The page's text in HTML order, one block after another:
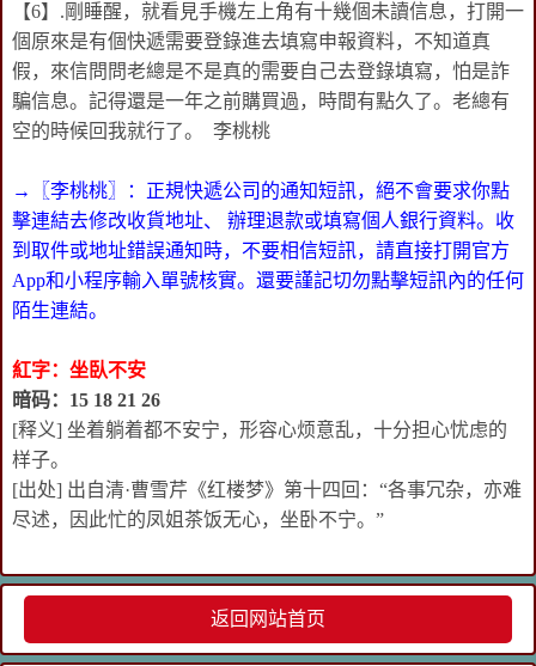
【6】.剛睡醒，就看見手機左上角有十幾個未讀信息，打開一
個原來是有個快遞需要登錄進去填寫申報資料，不知道真
假，來信問問老總是不是真的需要自己去登錄填寫，怕是詐
騙信息。記得還是一年之前購買過，時間有點久了。老總有
空的時候回我就行了。 李桃桃
→〖李桃桃〗：正規快遞公司的通知短訊，絕不會要求你點
擊連結去修改收貨地址、 辦理退款或填寫個人銀行資料。收
到取件或地址錯誤通知時，不要相信短訊，請直接打開官方
App和小程序輸入單號核實。還要謹記切勿點擊短訊內的任何
陌生連結。
紅字：坐臥不安
暗码：15 18 21 26
[释义] 坐着躺着都不安宁，形容心烦意乱，十分担心忧虑的
样子。
[出处] 出自清·曹雪芹《红楼梦》第十四回：“各事冗杂，亦难
尽述，因此忙的凤姐茶饭无心，坐卧不宁。”
返回网站首页